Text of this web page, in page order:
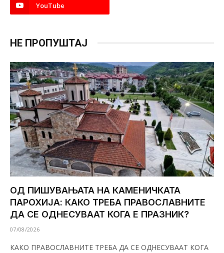
YouTube
НЕ ПРОПУШТАЈ
ОД ПИШУВАЊАТА НА КАМЕНИЧКАТА
ПАРОХИЈА: КАКО ТРЕБА ПРАВОСЛАВНИТЕ
ДА СЕ ОДНЕСУВААТ КОГА Е ПРАЗНИК?
07/08/2026
КАКО ПРАВОСЛАВНИТЕ ТРЕБА ДА СЕ ОДНЕСУВААТ КОГА